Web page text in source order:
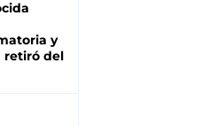
y
retiró del